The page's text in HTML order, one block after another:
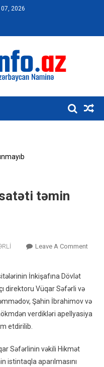
2026
təmin
Leave A CommentOn
İnkişafına Dövlət
direktoru Vüqar Səfərli və
Şahin İbrahimov və
verdikləri apellyasiya
etdirilib.
Səfərlinin vəkili Hikmət
istintaqla aparılmasını